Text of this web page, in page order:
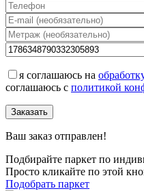
я соглашаюсь на
соглашаюсь с политикой
Заказать
Ваш заказ отправлен!
Подбирайте паркет по
Просто кликайте по этой
Подобрать паркет